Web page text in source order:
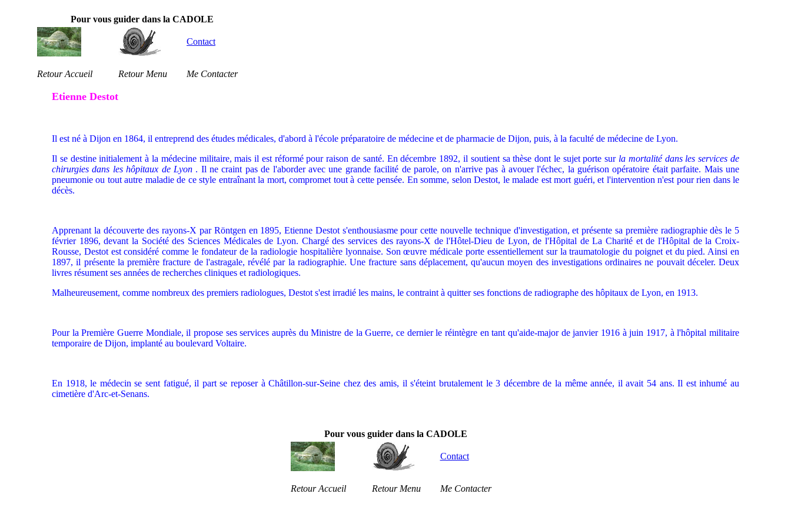
Pour vous guider dans la CADOLE
Contact
Retour Accueil Retour Menu Me Contacter
Etienne Destot
Il est né à Dijon en 1864, il entreprend des études médicales, d'abord à l'école préparatoire de médecine et de pharmacie de Dijon, puis, à la faculté de médecine de Lyon.
Il se destine initialement à la médecine militaire, mais il est réformé pour raison de santé. En décembre 1892, il soutient sa thèse dont le sujet porte sur la mortalité dans les services de
chirurgies dans les hôpitaux de Lyon . Il ne craint pas de l'aborder avec une grande facilité de parole, on n'arrive pas à avouer l'échec, la guérison opératoire était parfaite. Mais une
pneumonie ou tout autre maladie de ce style entraînant la mort, compromet tout à cette pensée. En somme, selon Destot, le malade est mort guéri, et l'intervention n'est pour rien dans le
décès.
Apprenant la découverte des rayons-X par Röntgen en 1895, Etienne Destot s'enthousiasme pour cette nouvelle technique d'investigation, et présente sa première radiographie dès le 5
février 1896, devant la Société des Sciences Médicales de Lyon. Chargé des services des rayons-X de l'Hôtel-Dieu de Lyon, de l'Hôpital de La Charité et de l'Hôpital de la Croix-
Rousse, Destot est considéré comme le fondateur de la radiologie hospitalière lyonnaise. Son œuvre médicale porte essentiellement sur la traumatologie du poignet et du pied. Ainsi en
1897, il présente la première fracture de l'astragale, révélé par la radiographie. Une fracture sans déplacement, qu'aucun moyen des investigations ordinaires ne pouvait déceler. Deux
livres résument ses années de recherches cliniques et radiologiques.
Malheureusement, comme nombreux des premiers radiologues, Destot s'est irradié les mains, le contraint à quitter ses fonctions de radiographe des hôpitaux de Lyon, en 1913.
Pour la Première Guerre Mondiale, il propose ses services auprès du Ministre de la Guerre, ce dernier le réintègre en tant qu'aide-major de janvier 1916 à juin 1917, à l'hôpital militaire
temporaire de Dijon, implanté au boulevard Voltaire.
En 1918, le médecin se sent fatigué, il part se reposer à Châtillon-sur-Seine chez des amis, il s'éteint brutalement le 3 décembre de la même année, il avait 54 ans. Il est inhumé au
cimetière d'Arc-et-Senans.
Pour vous guider dans la CADOLE
Contact
Retour Accueil Retour Menu Me Contacter